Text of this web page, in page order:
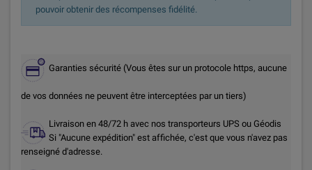
pouvoir obtenir des récompenses fidélité.
Garanties sécurité (Vous êtes sur un protocole https, aucune
de vos données ne peuvent être interceptées par un tiers)
Livraison en 48/72 h avec nos transporteurs UPS ou Géodis
Si "Aucune expédition" est affichée, c'est que vous n'avez pas
renseigné d'adresse.